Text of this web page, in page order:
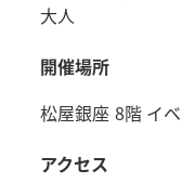
大人
開催場所
松屋銀座 8階 イ
アクセス